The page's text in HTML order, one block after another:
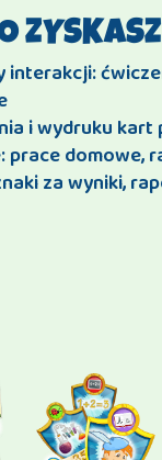
ZYSKASZ
i wydruku kart
prace domowe,
za wyniki,